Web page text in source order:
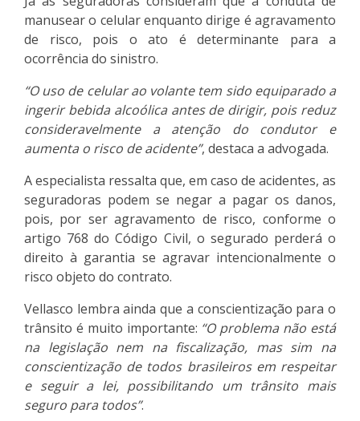
manusear o celular enquanto dirige é agravamento
de risco, pois o ato é determinante para a
ocorrência do sinistro.
“O uso de celular ao volante tem sido equiparado a
ingerir bebida alcoólica antes de dirigir, pois reduz
consideravelmente a atenção do condutor e
aumenta o risco de acidente”, destaca a advogada.
A especialista ressalta que, em caso de acidentes, as
seguradoras podem se negar a pagar os danos,
pois, por ser agravamento de risco, conforme o
artigo 768 do Código Civil, o segurado perderá o
direito à garantia se agravar intencionalmente o
risco objeto do contrato.
Vellasco lembra ainda que a conscientização para o
trânsito é muito importante: “O problema não está
na legislação nem na fiscalização, mas sim na
conscientização de todos brasileiros em respeitar
e seguir a lei, possibilitando um trânsito mais
seguro para todos”.